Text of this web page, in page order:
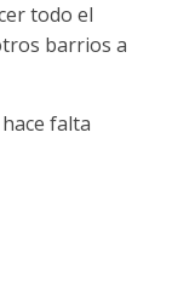
todo el
barrios a
falta